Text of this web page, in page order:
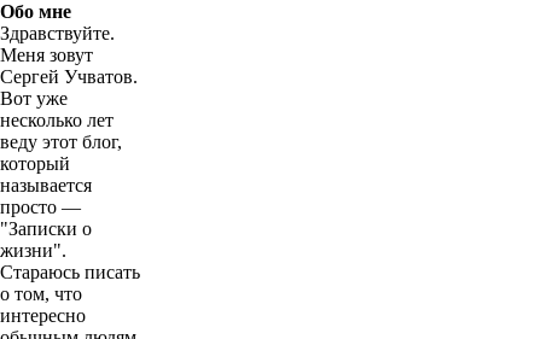
Обо мне
Здравствуйте.
Меня зовут
Сергей Учватов.
Вот уже
несколько лет
веду этот блог,
который
называется
просто —
"Записки о
жизни".
Стараюсь писать
о том, что
интересно